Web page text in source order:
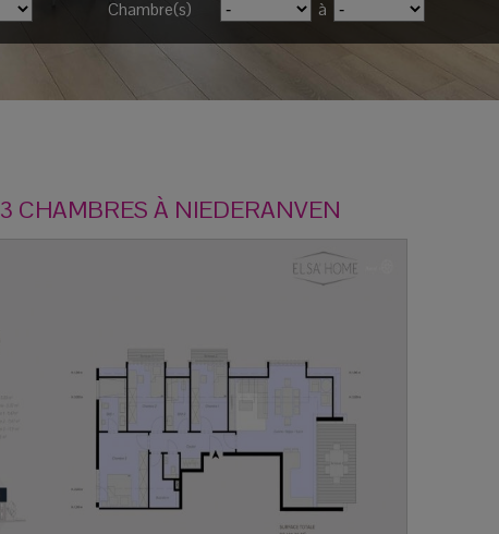
Chambre(s) à
3 CHAMBRES À NIEDERANVEN